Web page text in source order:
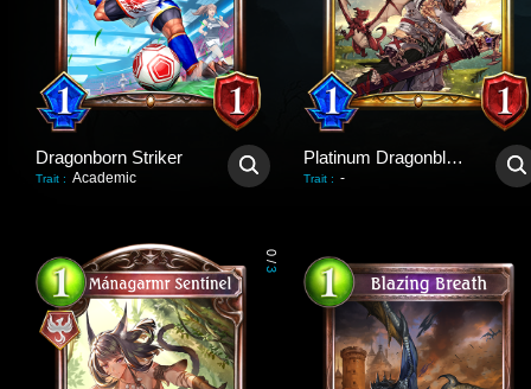
Dragonborn Striker
Trait : Academic
Platinum Dragonblader
Trait : -
0
/
3